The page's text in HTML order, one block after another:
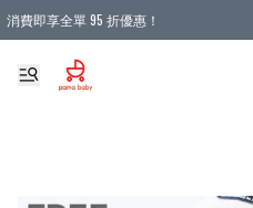
消費即享全單 95 折優惠！
購物滿 HKD 900.00即享免運費優惠！（